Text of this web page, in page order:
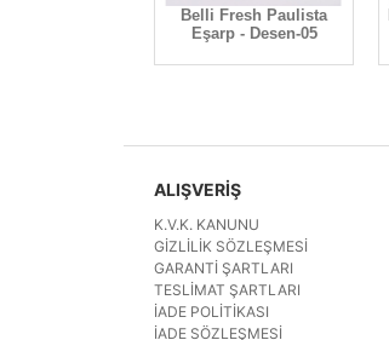
Belli Fresh Paulista
Eşarp - Desen-05
ALIŞVERİŞ
K.V.K. KANUNU
GIZLILIK SÖZLEŞMESI
GARANTI ŞARTLARI
TESLIMAT ŞARTLARI
İADE POLITIKASI
İADE SÖZLEŞMESI